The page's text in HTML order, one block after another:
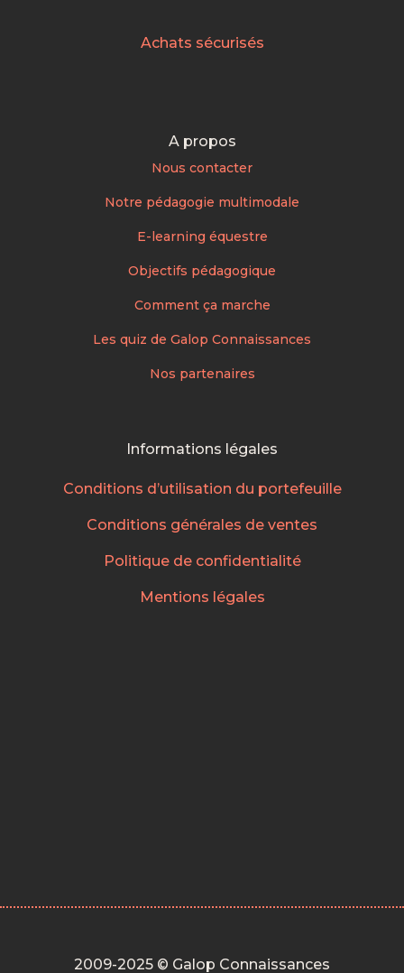
Achats sécurisés
A propos
Nous contacter
Notre pédagogie multimodale
E-learning équestre
Objectifs pédagogique
Comment ça marche
Les quiz de Galop Connaissances
Nos partenaires
Informations légales
Conditions d’utilisation du portefeuille
Conditions générales de ventes
Politique de confidentialité
Mentions légales
2009-2025 © Galop Connaissances